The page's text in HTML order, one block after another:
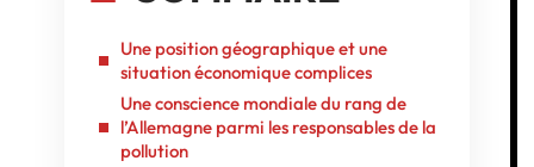
Une position géographique et une
situation économique complices
Une conscience mondiale du rang de
l’Allemagne parmi les responsables de la
pollution